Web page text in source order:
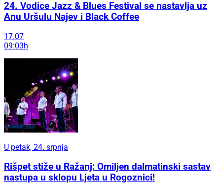
24. Vodice Jazz & Blues Festival se nastavlja uz
Anu Uršulu Najev i Black Coffee
17.07
09:03h
U petak, 24. srpnja
Rišpet stiže u Ražanj: Omiljen dalmatinski sastav
nastupa u sklopu Ljeta u Rogoznici!